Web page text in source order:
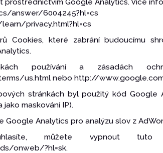
prostřednictvím Google Analytics. Více
answer/6004245?hl=cs
privacy.html?hl=cs
Cookies, které zabrání budoucímu
používání a zásadách
us.html nebo http://
stránkách byl použitý kód Google
jako maskování IP).
Google Analytics pro analýzu slov z
můžete vypnout tuto
onweb/?hl=sk.